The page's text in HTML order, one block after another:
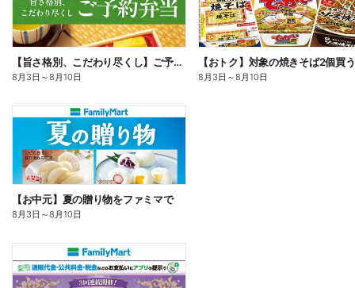
【旨さ格別、こだわり尽くし】ご予約弁当
8月3日 ～8月10日 8月3日 ～8月10日
【お中元】夏の贈り物をファミマで
8月3日 ～8月10日